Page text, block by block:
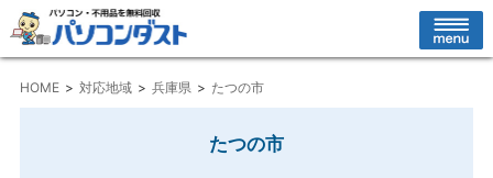
HOME 対応地域 兵庫県 たつの市
たつの市